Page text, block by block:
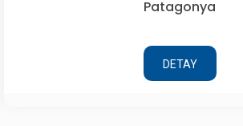
Patagonya
DETAY